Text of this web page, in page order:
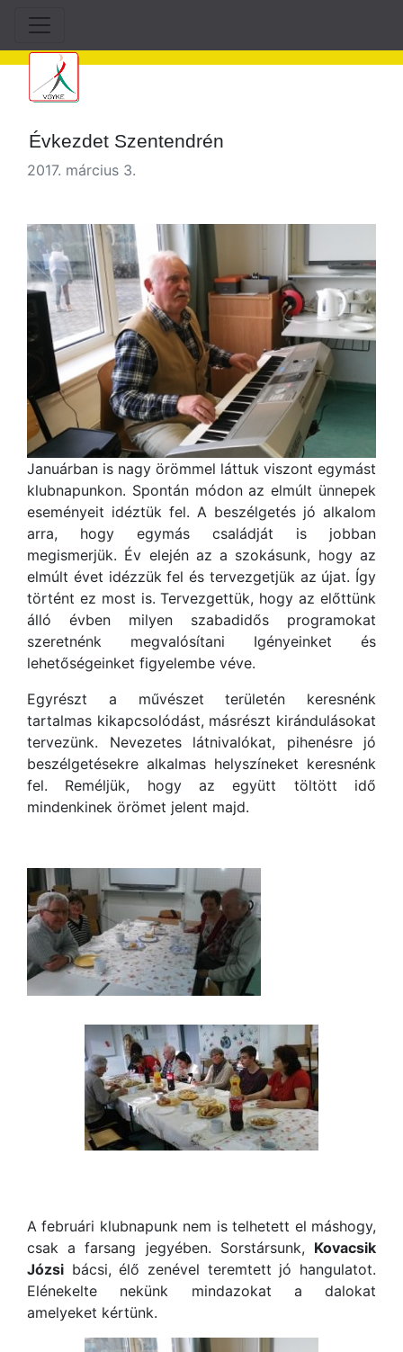
Évkezdet Szentendrén
2017. március 3.
Januárban is nagy örömmel láttuk viszont egymást
klubnapunkon. Spontán módon az elmúlt ünnepek
eseményeit idéztük fel. A beszélgetés jó alkalom
arra, hogy egymás családját is jobban
megismerjük. Év elején az a szokásunk, hogy az
elmúlt évet idézzük fel és tervezgetjük az újat. Így
történt ez most is. Tervezgettük, hogy az előttünk
álló évben milyen szabadidős programokat
szeretnénk megvalósítani Igényeinket és
lehetőségeinket figyelembe véve.
Egyrészt a művészet területén keresnénk
tartalmas kikapcsolódást, másrészt kirándulásokat
tervezünk. Nevezetes látnivalókat, pihenésre jó
beszélgetésekre alkalmas helyszíneket keresnénk
fel. Reméljük, hogy az együtt töltött idő
mindenkinek örömet jelent majd.
A februári klubnapunk nem is telhetett el máshogy,
csak a farsang jegyében. Sorstársunk, Kovacsik
Józsi bácsi, élő zenével teremtett jó hangulatot.
Elénekelte nekünk mindazokat a dalokat
amelyeket kértünk.